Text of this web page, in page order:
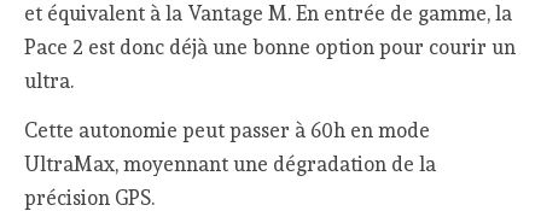
et équivalent à la Vantage M. En entrée de gamme, la
Pace 2 est donc déjà une bonne option pour courir un
ultra.
Cette autonomie peut passer à 60h en mode
UltraMax, moyennant une dégradation de la
précision GPS.